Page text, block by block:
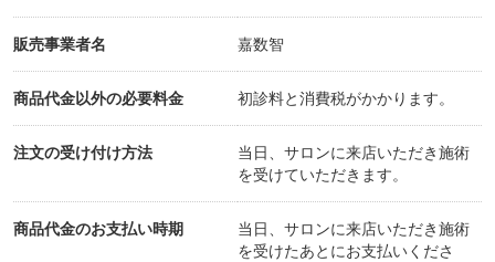
販売事業者名 嘉数智
商品代金以外の必要料金 初診料と消費税がかかります。
注文の受け付け方法
当日、サロンに来店いただき施術
を受けていただきます。
商品代金のお支払い時期
当日、サロンに来店いただき施術
を受けたあとにお支払いくださ